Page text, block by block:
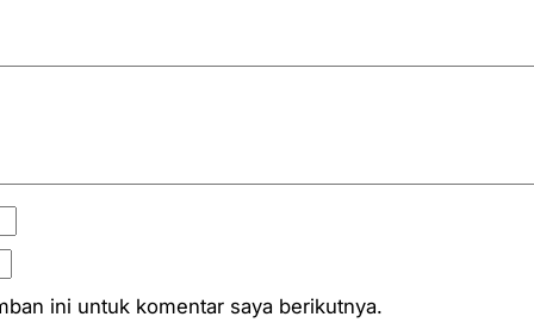
ini untuk komentar saya berikutnya.